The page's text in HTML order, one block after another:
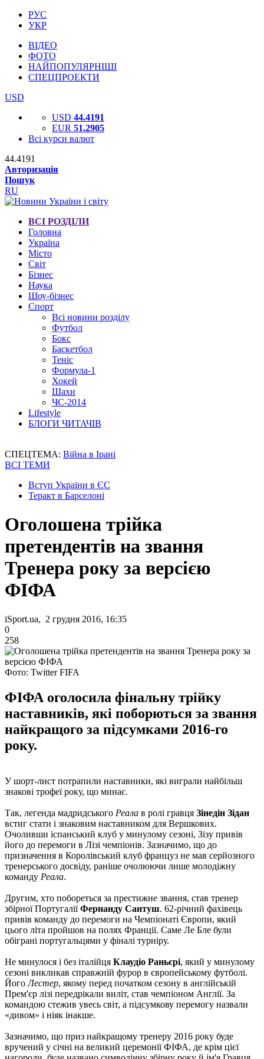
РУС
УКР
ВІДЕО
ФОТО
НАЙПОПУЛЯРНІШІ
СПЕЦПРОЕКТИ
USD
USD 44.4191
EUR 51.2905
Всі курси валют
44.4191
Авторизація
Пошук
RU
ВСІ РОЗДІЛИ
Головна
Україна
Місто
Світ
Бізнес
Наука
Шоу-бізнес
Спорт
Всі новини розділу
Футбол
Бокс
Баскетбол
Теніс
Формула-1
Хокей
Шахи
ЧС-2014
Lifestyle
БЛОГИ ЧИТАЧІВ
СПЕЦТЕМА: Війна в Ірані
ВСІ ТЕМИ
Вступ України в ЄС
Теракт в Барселоні
Оголошена трійка
претендентів на звання
Тренера року за версією
ФІФА
iSport.ua, 2 грудня 2016, 16:35
0
258
Фото: Twitter FIFA
ФІФА оголосила фінальну трійку
наставників, які поборються за звання
найкращого за підсумками 2016-го
року.
У шорт-лист потрапили наставники, які виграли найбільш
знакові трофеї року, що минає.
Так, легенда мадридського Реала в ролі гравця Зінедін Зідан
встиг стати і знаковим наставником для Вершкових.
Очоливши іспанський клуб у минулому сезоні, Зізу привів
його до перемоги в Лізі чемпіонів. Зазначимо, що до
призначення в Королівський клуб француз не мав серйозного
тренерського досвіду, раніше очолюючи лише молодіжну
команду Реала.
Другим, хто побореться за престижне звання, став тренер
збірної ПортугаліїФернанду Сантуш. 62-річний фахівець
привів команду до перемоги на Чемпіонаті Європи, який
цього літа пройшов на полях Франції. Саме Ле Бле були
обіграні португальцями у фіналі турніру.
Не минулося і без італійця Клаудіо Раньєрі, який у минулому
сезоні викликав справжній фурор в європейському футболі.
ЙогоЛестер, якому перед початком сезону в англійській
Прем'єр лізі передрікали виліт, став чемпіоном Англії. За
командою стежив увесь світ, а підсумкову перемогу назвали
«дивом» і ніяк інакше.
Зазначимо, що приз найкращому тренеру 2016 року буде
вручений у січні на великий церемонії ФІФА, де крім цієї